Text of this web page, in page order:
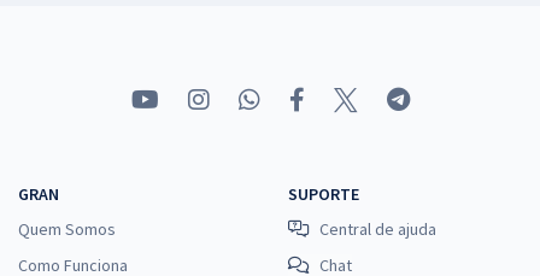
GRAN
Quem Somos
Como Funciona
SUPORTE
Central de ajuda
Chat